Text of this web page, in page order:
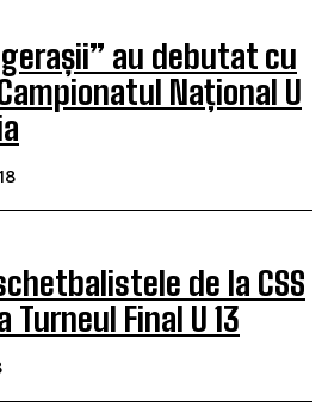
au debutat cu
Național U
de la CSS
Turneul Final U 13